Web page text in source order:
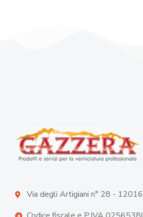
Via degli Artigiani n° 28 -